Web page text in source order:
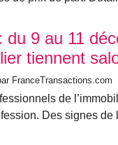
du 9 au 11
tiennent
FranceTransactions.com
de
Des signes